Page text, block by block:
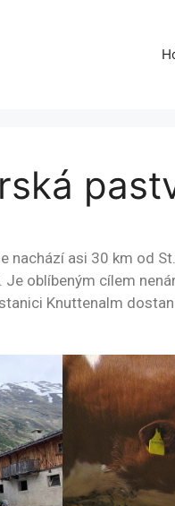
nachází asi 30 km od
oblíbeným cílem
Knuttenalm